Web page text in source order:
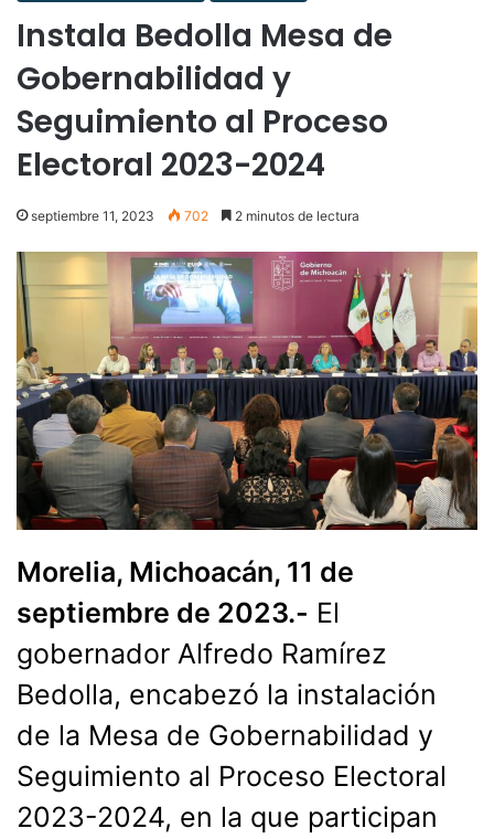
Instala Bedolla Mesa de
Gobernabilidad y
Seguimiento al Proceso
Electoral 2023-2024
septiembre 11, 2023 702 2 minutos de lectura
Morelia, Michoacán, 11 de
septiembre de 2023.- El
gobernador Alfredo Ramírez
Bedolla, encabezó la instalación
de la Mesa de Gobernabilidad y
Seguimiento al Proceso Electoral
2023-2024, en la que participan